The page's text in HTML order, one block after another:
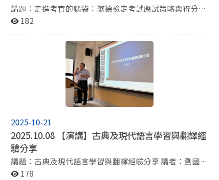
講題：走進考官的腦袋：歌德檢定考試應試策略與得分關
鍵 „Goethe-Zertifikat verstehen – Strategien und
（星期一）上午10時到12時 地點：研究大樓106教室 主
講人：陳冠宇（Chester Chen）現任台北歌德學院課務與
試務組長，同時也是德語師資培訓講師與歌德檢定考試考
182
2025-10-21
2025.10.08 【演講】古典及現代語言學習與翻譯經
驗分享
講題：古典及現代語言學習與翻譯經驗分享 講者：劉國威
老師 （美國哈佛大學梵文與印度研究學系碩士與博士、國178